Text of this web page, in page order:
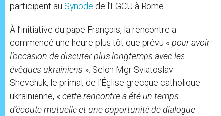
participent au Synode de l’EGCU à Rome.
À l’initiative du pape François, la rencontre a
commencé une heure plus tôt que prévu « pour avoir
l’occasion de discuter plus longtemps avec les
évêques ukrainiens ». Selon Mgr Sviatoslav
Shevchuk, le primat de l’Église grecque catholique
ukrainienne, « cette rencontre a été un temps
d’écoute mutuelle et une opportunité de dialogue